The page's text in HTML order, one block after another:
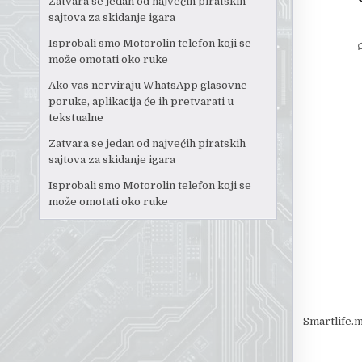
sajtova za skidanje igara
Isprobali smo Motorolin telefon koji se
može omotati oko ruke
Ako vas nerviraju WhatsApp glasovne
poruke, aplikacija će ih pretvarati u
tekstualne
Zatvara se jedan od najvećih piratskih
sajtova za skidanje igara
Isprobali smo Motorolin telefon koji se
može omotati oko ruke